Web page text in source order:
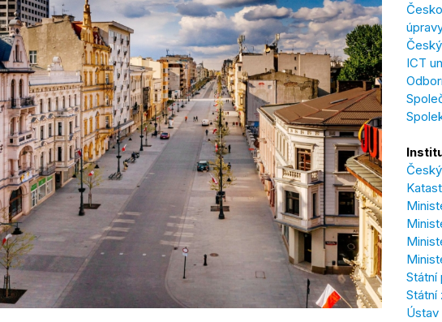
ICT
Státní
Státní
Ústav